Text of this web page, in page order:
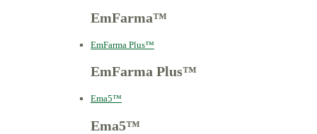
EmFarma™
EmFarma Plus™
EmFarma Plus™
Ema5™
Ema5™